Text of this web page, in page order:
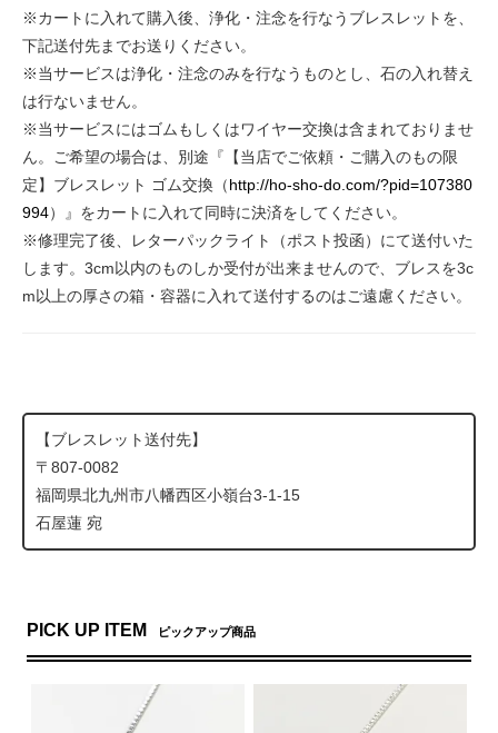
※カートに入れて購入後、浄化・注念を行なうブレスレットを、
下記送付先までお送りください。
※当サービスは浄化・注念のみを行なうものとし、石の入れ替え
は行ないません。
※当サービスにはゴムもしくはワイヤー交換は含まれておりませ
ん。ご希望の場合は、別途『【当店でご依頼・ご購入のもの限
定】ブレスレット ゴム交換（http://ho-sho-do.com/?pid=107380
994）』をカートに入れて同時に決済をしてください。
※修理完了後、レターパックライト（ポスト投函）にて送付いた
します。3cm以内のものしか受付が出来ませんので、ブレスを3c
m以上の厚さの箱・容器に入れて送付するのはご遠慮ください。
【ブレスレット送付先】
〒807-0082
福岡県北九州市八幡西区小嶺台3-1-15
石屋蓮 宛
PICK UP ITEM ピックアップ商品